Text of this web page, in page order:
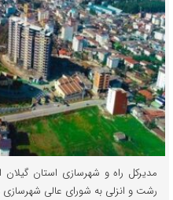
مدیرکل راه و شهرسازی استان
رشت و انزلی به شورای عالی شهرسازی